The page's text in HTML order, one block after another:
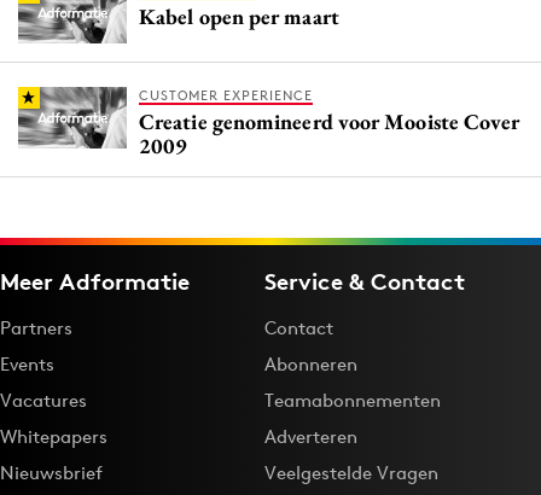
Kabel open per maart
CUSTOMER EXPERIENCE
Creatie genomineerd voor Mooiste Cover
2009
Meer Adformatie
Partners
Events
Vacatures
Whitepapers
Nieuwsbrief
Service & Contact
Contact
Abonneren
Teamabonnementen
Adverteren
Veelgestelde Vragen